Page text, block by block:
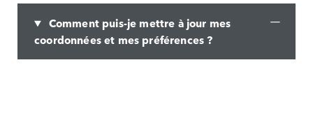
Comment puis-je mettre à jour mes
coordonnées et mes préférences ?